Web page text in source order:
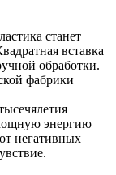
станет
вставка
обработки.
фабрики
энергию
негативных